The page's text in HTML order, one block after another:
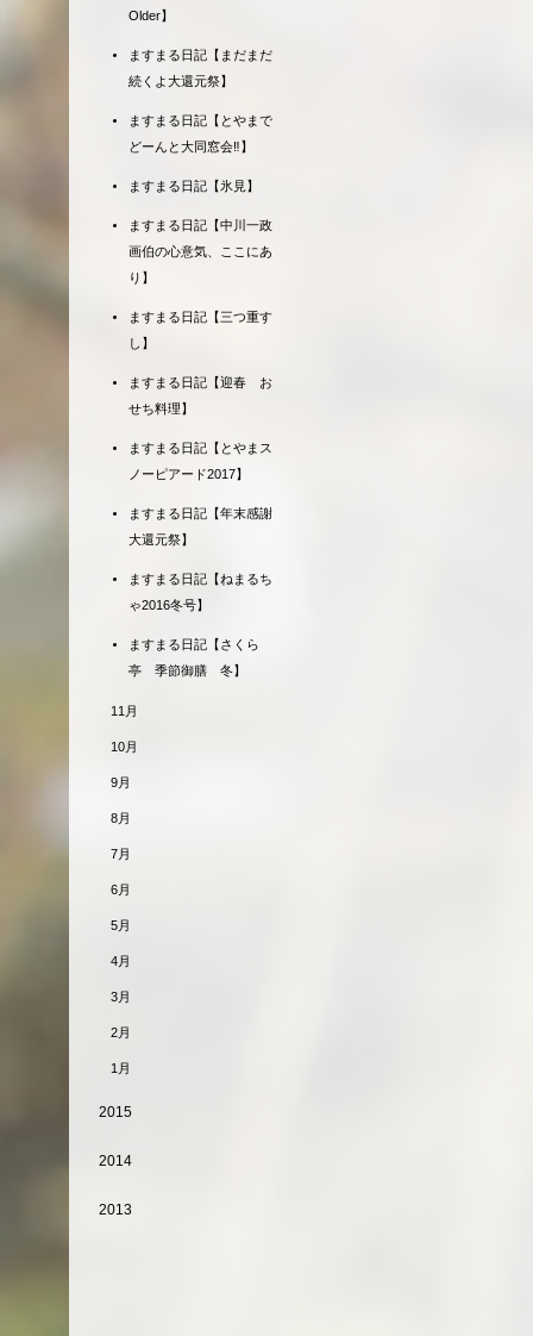
Older】
ますまる日記【まだまだ
続くよ大還元祭】
ますまる日記【とやまで
どーんと大同窓会‼】
ますまる日記【氷見】
ますまる日記【中川一政
画伯の心意気、ここにあ
り】
ますまる日記【三つ重す
し】
ますまる日記【迎春 お
せち料理】
ますまる日記【とやまス
ノーピアード2017】
ますまる日記【年末感謝
大還元祭】
ますまる日記【ねまるち
ゃ2016冬号】
ますまる日記【さくら
亭 季節御膳 冬】
11月
10月
9月
8月
7月
6月
5月
4月
3月
2月
1月
2015
2014
2013